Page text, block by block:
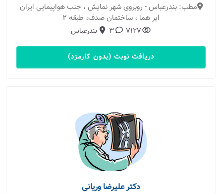
مطب: بندرعباس - روبروی شهر نمایش ، جنب هواپیمایی ایران
ایر هما ، ساختمان صدف، طبقه ۲
7127
3 بندرعباس
دریافت نوبت (بدون کارمزد)
دکتر علیرضا وریانی